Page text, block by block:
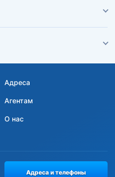
Адреса
Агентам
О нас
Адреса и телефоны